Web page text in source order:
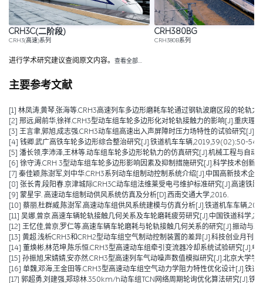
CRH3C(二阶段)
CRH3(高速)系列
CRH380BG
CRH380B系列
进行学术研究建议查阅原文内容。 查看全部…
主要参考文献
[1] 林凤涛,黄琴,张海等.CRH3高速列车多边形磨耗车轮通过钢轨波磨区段的轮轨
[2] 邢远,阚前华,徐祥.CRH3型动车组车轮多边形化对轮轨接触力的影响[J].重庆
[3] 王言聿,郭旭,成志强.CRH3动车组高速出入声屏障时压力场特性的试验研究[J].
[4] 钱卿.武广高铁车轮多边形综合整治研究[J].铁道机车车辆,2019,39(02):50-54.
[5] 潘长领,李沛泽,王林等.动车组车轮多边形轮轨力的仿真研究[J].机械工程与自动
[6] 徐守涛.CRH 3型动车组车轮多边形影响因素及抑制措施研究[J].科学技术创新
[7] 秦佳颖,陈澍军,刘中华.CRH3系列动车组制动控制系统介绍[J].中国高新技术企
[8] 张长青,段阳春.京津城际CRH3C动车组法维莱受电弓维护标准研究[J].高速铁
[9] 蒙星宇. 高速动车组制动供风系统仿真及分析[D].西南交通大学,2016.
[10] 蔡丽,杜群威,陈澍军.高速动车组供风系统建模与仿真分析[J].铁道机车车辆
[11] 吴娜,曾京.高速车辆轮轨接触几何关系及车轮磨耗疲劳研究[J].中国铁道科学
[12] 王忆佳,曾京,罗仁等.高速车辆车轮磨耗与轮轨接触几何关系的研究[J].振动与
[13] 黄超.浅析CRH3和CRH2型动车组空气制动控制装置的差异[J].科技创业月刊
[14] 董焕彬,林范坤,陈乐恒.CRH3型高速动车组牵引变流器冷却系统试验研究[J].
[15] 孙振旭,宋婧婧,安亦然.CRH3型高速列车气动噪声数值模拟研究[J].北京大学
[16] 单魏,邓海,王金田等.CRH3型高速动车组空气动力学阻力特性优化设计[J].铁
[17] 郭超勇,刘建强,郑琼林.350km/h动车组TCN网络周期轮询优化算法研究[J].铁